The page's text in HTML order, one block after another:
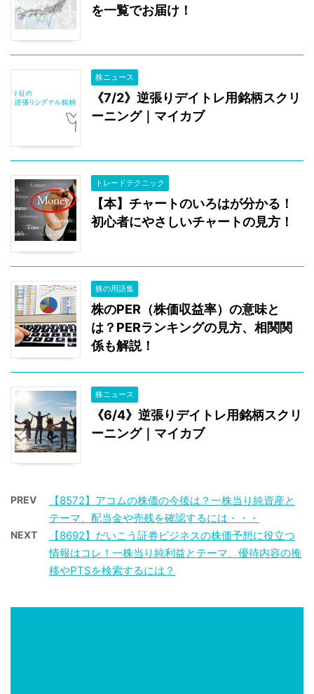
を一覧でお届け！
株ニュース
《7/2》逆張りデイトレ用銘柄スクリ
ーニング｜マイカブ
トレードテクニック
【本】チャートのいろはが分かる！
初心者にやさしいチャートの見方！
株の用語集
株のPER（株価収益率）の意味と
は？PERランキングの見方、相関関
係も解説！
株ニュース
《6/4》逆張りデイトレ用銘柄スクリ
ーニング｜マイカブ
PREV
【8572】アコムの株価の今後は？一株当り純資産と
テーマ、配当金や売残を確認するには・・・
NEXT
【8692】だいこう証券ビジネスの株価予想に役立つ
情報はコレ！一株当り純利益とテーマ、優待内容の推
移やPTSを検索するには？